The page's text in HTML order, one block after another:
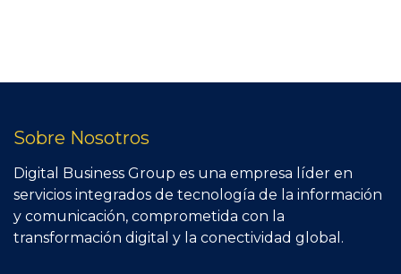
Sobre Nosotros
Digital Business Group es una empresa líder en
servicios integrados de tecnología de la información
y comunicación, comprometida con la
transformación digital y la conectividad global.